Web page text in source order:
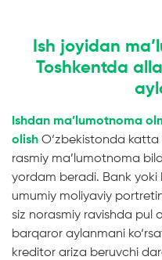
Ish joyidan
Toshkentda
Ishdan ma’lumotnoma
olish O‘zbekistonda
rasmiy ma’lumotnoma
yordam beradi. Bank
umumiy moliyaviy
siz norasmiy ravishda pul
barqaror aylanmani
kreditor ariza beruvchi